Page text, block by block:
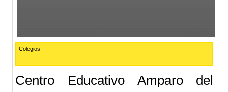
Colegios
Centro Educativo Amparo del